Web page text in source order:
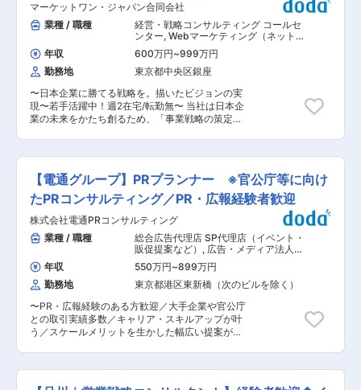
験・ノウハウ・カンに頼ってリスト化していた。
取組：AIを活用したM&Aマッチングモデルを用い
て、保有するデータ・ノウハウなどから、買手・
売手視点の相性まで算出し、買収する可能性とよ
い買収となるかを算出するAIと類似過去事例を抽
出する仕組みを構築。 結果：M&A業務の効率性
や網羅性が向上。 ■同社の成長性 設立されてか
ら、顧客数・案件数が堅調に伸長し、2022年に
はグロース市場に上場しています。 また、顧客
ており、2022年3月期から2023年3月期では経常
利益が約1.5倍と大きな成長をしております。 ■
可能、年間休日120日とワークライフバランスを
整え、裁量を持って自由な働き方が可能です。 変
更の範囲：会社の定める業務
ト・コンサルティングについて＞ 国内発のコンサ
ルファームとして、国内大手企業の中でも高い成
長率を誇る東証プライム上場企業。日本企業の変
革を「構想」で終わらせず、「実行」までやり切
る/業界や領域に縛られないアサイン体制により顧
客課題解決のプロフェッショナルチームを目指し
ております ■業務内容 多岐に渡る業界のクライ
アントの経営課題、業務課題、システム課題解決
に向け、戦略策定から実行まで一気通貫でのコン
サルティング支援を実施 ※ご経験を身に着けた後
には他業界のプロジェクトにも携われる「ワンプ
既存事業のアセットを活用した新規事業構想 ・シ
リコンバレースタートアップとのオペレーション
DXアライアンス ・スマートシティ事業の中長期
ビジネスロードマップ策定 3か月の研修の中でコ
ンサルタントしての基礎をキャッチアップ。その
後は各業界知見をベースに、主要顧客へ価値発揮
も多くおり研修制度も充実しているため未経験の
方でも安心してご入社いただける環境です。3か
月間の研修期間を経て、コンサルタントとしてチ
ームでご活躍をいただけます ＜同社で働く魅力点
＞ （1）1つのプロジェクトのみを専任担当する
「1プロジェクト制」により、顧客の経営課題〜
によるセクター配属が無い「ワンプール制」を採
用しあらゆる業界の経験が可能 （3）平均残業時
マーケットワン・ジャパン合同会社
業種 / 職種
経営・戦略コンサルティング コールセ
ンター, Webマーケティング（ネット
広告・販促PRなど） 営業企画 戦略・
経営コンサルタント
年収 600万円~999万円
勤務地
東京都中央区銀座
〜日本企業に勝てる戦略を。描いたビジョンの実
現〜若手活躍中！週2在宅/転勤無〜 当社は日本企
業の未来をかたち創るため、「事業戦略の策定
だ描く”だけではない。日本の産業発展のため
「実行し、実現する」こだわりを持ったメンバー
募集しています。 ■概要 米国ボストンを本社と
して、2006年創業以来20年近く日本企業と共に
歩んできました。 世界中の拠点から集約される、
最先端のBtoBマーケティングのノウハウ。それら
を日本企業の事業構想に繋ぎ合わせ、イノベーシ
ョンの創出を支援します。 ■業務内容： ・セー
ルス・マーケティングプロセスを分解し、全体効
率化を推進 ・見込み顧客のステージ詳細を判断
し、最適な次のマーケティング施策を立案・実行
1人あたり3〜4案件ほど担当しています。 ＜業務
領域例＞ 中期経営計画実行伴走 新規市場開拓/イ
ノベーション創出支援 グローバルマーケティング
展開 新規市場開拓の実行サポート DX戦略の構想
策定 マーケティングオペレーション(Mops)構築
【電通グループ】PRプランナー ※官公庁等に向け
たPRコンサルティング／PR・広報経験者歓迎
株式会社電通PRコンサルティング
業種 / 職種
総合広告代理店 SP代理店（イベント・
販促提案など） , 広告・メディア法人営
業（既存・ルートセールス中心） 販売
促進・PR 戦略・経営コンサルタント
年収 550万円~899万円
勤務地
東京都港区東新橋（次のビルを除く）
〜PR・広報経験のある方歓迎／大手企業や官公庁
との取引実績多数／キャリア・スキルアップが叶
う／スケールメリットを生かした幅広い提案が可
イアントのコミュニケーション課題を解決するた
め、PRプランナーとしてコンサルティングおよび